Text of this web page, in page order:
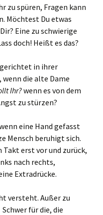
zu spüren, Fragen kann
Möchtest Du etwas
Eine zu schwierige
doch! Heißt es das?
in ihrer
wenn die alte Dame
Ihr?wenn es von dem
zu stürzen?
eine Hand gefasst
Mensch beruhigt sich.
Takt erst vor und zurück,
nach rechts,
Extradrücke.
versteht. Außer zu
für die, die